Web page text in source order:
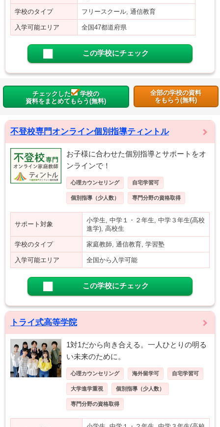
学校のタイプ フリースクール, 通信教育
入学可能エリア 全国47都道府県
この学校にチェック
チェックした
学校の
資料をまとめてもらう(無料)
全部の学校の資料
をもらう(無料)
不登校専門オンライン個別指導ティントル
お子様に合わせた個別指導とサポートをオ
ンラインで！
心理カウンセリング 自宅学習可
個別指導（少人数） 専門分野の資格取得
サポート対象
小学生, 中学１・２年生, 中学３年生(高校
進学), 高校生
学校のタイプ 家庭教師, 通信教育, 学習塾
入学可能エリア 全国から入学可能
この学校にチェック
トライ式高等学院
1対1だから向き合える。一人ひとりの明る
い未来のために。
心理カウンセリング 海外留学可 自宅学習可
大学進学重視 個別指導（少人数）
専門分野の資格取得